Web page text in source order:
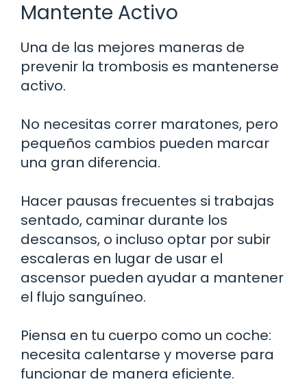
Mantente Activo
Una de las mejores maneras de
prevenir la trombosis es mantenerse
activo.
No necesitas correr maratones, pero
pequeños cambios pueden marcar
una gran diferencia.
Hacer pausas frecuentes si trabajas
sentado, caminar durante los
descansos, o incluso optar por subir
escaleras en lugar de usar el
ascensor pueden ayudar a mantener
el flujo sanguíneo.
Piensa en tu cuerpo como un coche:
necesita calentarse y moverse para
funcionar de manera eficiente.